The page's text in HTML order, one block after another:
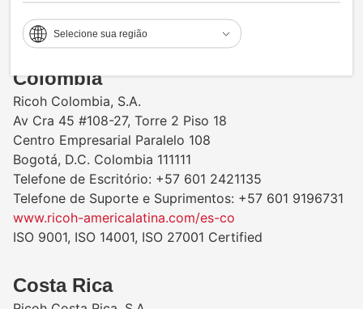
Selecione sua região
www.ricoh-americalatina.com/es-cl
Colombia
Ricoh Colombia, S.A.
Av Cra 45 #108-27, Torre 2 Piso 18
Centro Empresarial Paralelo 108
Bogotá, D.C. Colombia 111111
Telefone de Escritório: +57 601 2421135
Telefone de Suporte e Suprimentos: +57 601 9196731
www.ricoh-americalatina.com/es-co
ISO 9001, ISO 14001, ISO 27001 Certified
Costa Rica